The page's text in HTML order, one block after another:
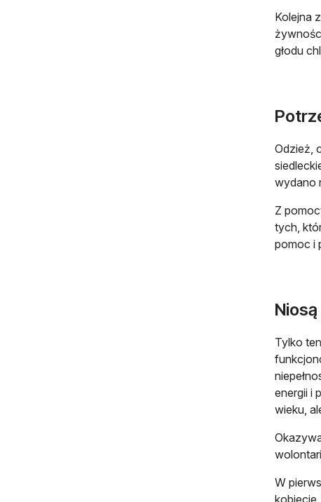
Kolejna
głodu
Odzież,
wydano
Z
tych,
pomoc i
Tylko
energii i
wieku,
W